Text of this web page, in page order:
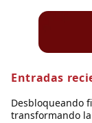
Entradas
Desbloqueando
transformando